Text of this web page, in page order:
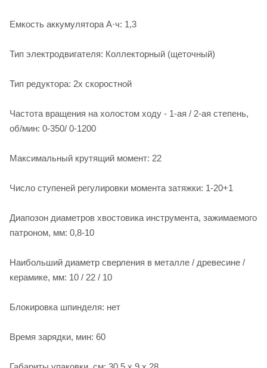
Емкость аккумулятора А·ч: 1,3
Тип электродвигателя: Коллекторный (щеточный)
Тип редуктора: 2х скоростной
Частота вращения на холостом ходу - 1-ая / 2-ая степень,
об/мин: 0-350/ 0-1200
Максимальный крутящий момент: 22
Число ступеней регулировки момента затяжки: 1-20+1
Диапозон диаметров хвостовика инструмента, зажимаемого
патроном, мм: 0,8-10
Наибольший диаметр сверления в металле / древесине /
керамике, мм: 10 / 22 / 10
Блокировка шпинделя: нет
Время зарядки, мин: 60